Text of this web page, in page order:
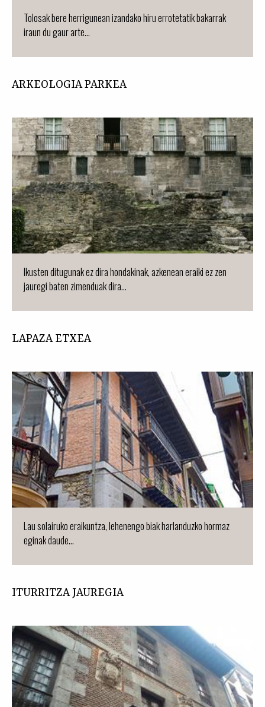
Tolosak bere herrigunean izandako hiru errotetatik bakarrak
iraun du gaur arte...
ARKEOLOGIA PARKEA
Ikusten ditugunak ez dira hondakinak, azkenean eraiki ez zen
jauregi baten zimenduak dira...
LAPAZA ETXEA
Lau solairuko eraikuntza, lehenengo biak harlanduzko hormaz
eginak daude...
ITURRITZA JAUREGIA